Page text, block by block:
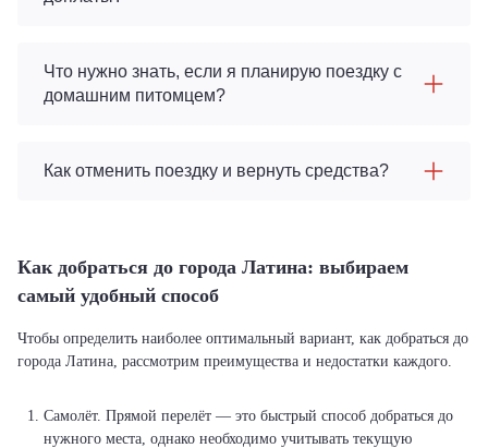
Что нужно знать, если я планирую поездку с
домашним питомцем?
Как отменить поездку и вернуть средства?
Как добраться до города Латина: выбираем
самый удобный способ
Чтобы определить наиболее оптимальный вариант, как добраться до
города Латина, рассмотрим преимущества и недостатки каждого.
Самолёт. Прямой перелёт — это быстрый способ добраться до
нужного места, однако необходимо учитывать текущую